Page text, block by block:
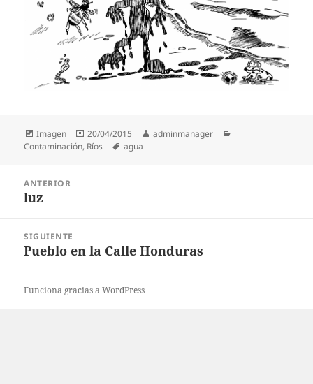
Formato
Imagen
Publicado
el
20/04/2015 Autor
adminmanager
Contaminación, Ríos Etiquetas
agua
entradas
ANTERIOR
Entrada
luz
SIGUIENTE
Entrada
Pueblo en la Calle Honduras
Funciona gracias a WordPress